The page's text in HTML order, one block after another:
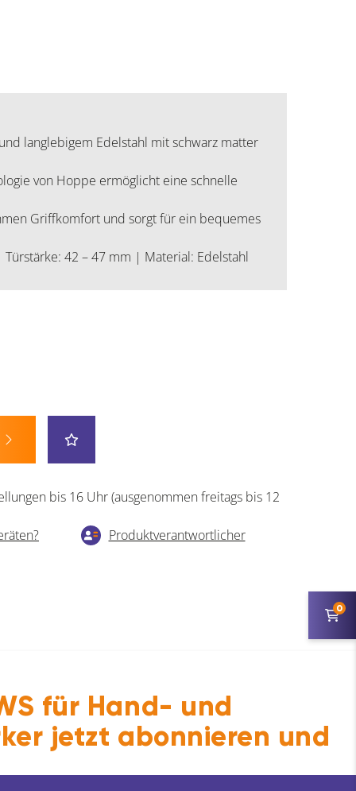
langlebigem Edelstahl mit schwarz matter
von Hoppe ermöglicht eine schnelle
Griffkomfort und sorgt für ein bequemes
42 – 47 mm | Material: Edelstahl
bis 16 Uhr (ausgenommen freitags bis 12
Produktverantwortlicher
0
für Hand- und
jetzt abonnieren und